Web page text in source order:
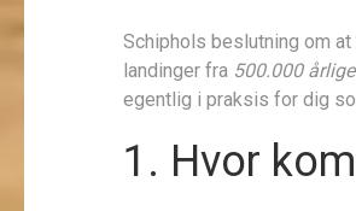
Schiphols beslutning om
landinger fra 500.000
egentlig i praksis for dig
1. Hvor